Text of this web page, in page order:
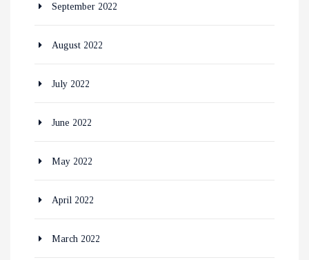
September 2022
August 2022
July 2022
June 2022
May 2022
April 2022
March 2022